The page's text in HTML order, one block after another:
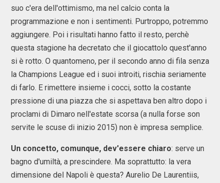
suo c'era dell'ottimismo, ma nel calcio conta la
programmazione e non i sentimenti. Purtroppo, potremmo
aggiungere. Poi i risultati hanno fatto il resto, perchè
questa stagione ha decretato che il giocattolo quest'anno
si è rotto. O quantomeno, per il secondo anno di fila senza
la Champions League ed i suoi introiti, rischia seriamente
di farlo. E rimettere insieme i cocci, sotto la costante
pressione di una piazza che si aspettava ben altro dopo i
proclami di Dimaro nell'estate scorsa (a nulla forse son
servite le scuse di inizio 2015) non è impresa semplice.
Un concetto, comunque, dev'essere chiaro: serve un
bagno d'umiltà, a prescindere. Ma soprattutto: la vera
dimensione del Napoli è questa? Aurelio De Laurentiis,